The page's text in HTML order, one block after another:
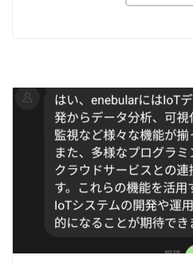
Node-RED にゅーびーず